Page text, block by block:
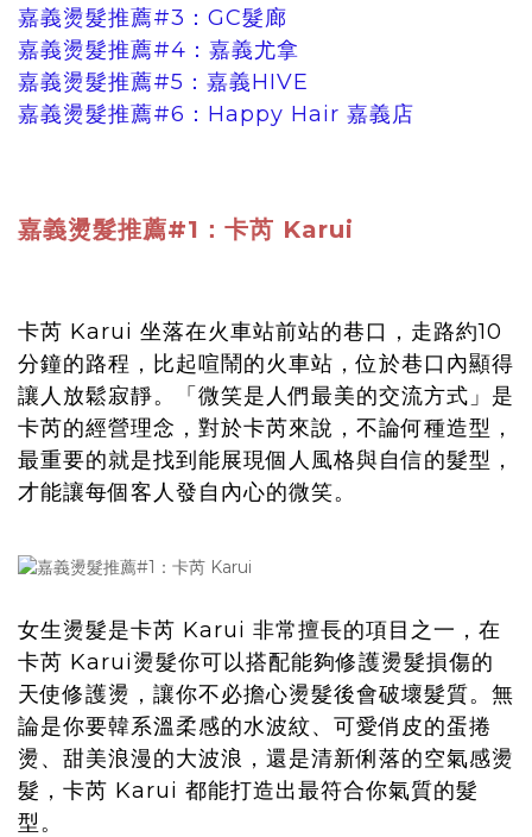
嘉義燙髮推薦#3：GC髮廊
嘉義燙髮推薦#4：嘉義尤拿
嘉義燙髮推薦#5：嘉義HIVE
嘉義燙髮推薦#6：Happy Hair 嘉義店
嘉義燙髮推薦#1：卡芮 Karui
卡芮 Karui 坐落在火車站前站的巷口，走路約10
分鐘的路程，比起喧鬧的火車站，位於巷口內顯得
讓人放鬆寂靜。「微笑是人們最美的交流方式」是
卡芮的經營理念，對於卡芮來說，不論何種造型，
最重要的就是找到能展現個人風格與自信的髮型，
才能讓每個客人發自內心的微笑。
女生燙髮是卡芮 Karui 非常擅長的項目之一，在
卡芮 Karui燙髮你可以搭配能夠修護燙髮損傷的
天使修護燙，讓你不必擔心燙髮後會破壞髮質。無
論是你要韓系溫柔感的水波紋、可愛俏皮的蛋捲
燙、甜美浪漫的大波浪，還是清新俐落的空氣感燙
髮，卡芮 Karui 都能打造出最符合你氣質的髮
型。